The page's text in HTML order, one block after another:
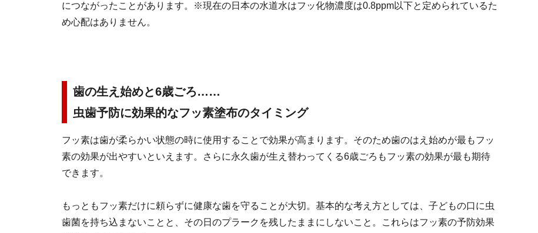
につながったことがあります。※現在の日本の水道水はフッ化物濃度は0.8ppm以下と定められているた
め心配はありません。
歯の生え始めと6歳ごろ……
虫歯予防に効果的なフッ素塗布のタイミング
フッ素は歯が柔らかい状態の時に使用することで効果が高まります。そのため歯のはえ始めが最もフッ
素の効果が出やすいといえます。さらに永久歯が生え替わってくる6歳ごろもフッ素の効果が最も期待
できます。
もっともフッ素だけに頼らずに健康な歯を守ることが大切。基本的な考え方としては、子どもの口に虫
歯菌を持ち込まないことと、その日のプラークを残したままにしないこと。これらはフッ素の予防効果